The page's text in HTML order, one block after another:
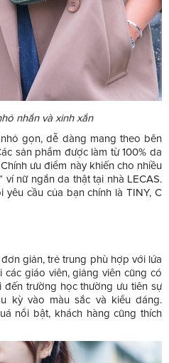
nhắn và xinh xắn
gọn, dễ dàng mang theo bên
sản phẩm được làm từ 100% da
ưu điểm này khiến cho nhiều
ví nữ ngắn da thật tại nhà LECAS.
cầu của bạn chính là TINY, C
giản, trẻ trung phù hợp với lứa
giáo viên, giảng viên cũng có
trường học thường ưu tiên sự
kỳ vào màu sắc và kiểu dáng.
nổi bật, khách hàng cũng thích